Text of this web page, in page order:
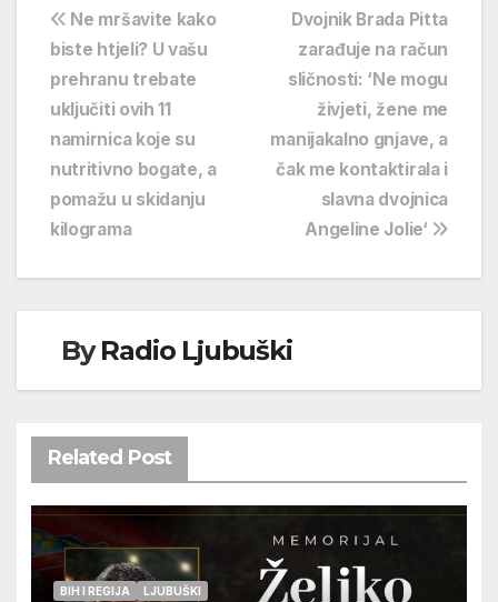
Navigacija
objava
Dvojnik Brada Pitta
zarađuje na račun
sličnosti: ‘Ne mogu
živjeti, žene me
manijakalno gnjave, a
čak me kontaktirala i
slavna dvojnica
Angeline Jolie‘
Ne mršavite kako
biste htjeli? U vašu
prehranu trebate
uključiti ovih 11
namirnica koje su
nutritivno bogate, a
pomažu u skidanju
kilograma
ByRadio Ljubuški
Related Post
BIH I REGIJA LJUBUŠKI